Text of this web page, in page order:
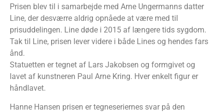
Prisen blev til i samarbejde med Arne Ungermanns datter
Line, der desværre aldrig opnåede at være med til
prisuddelingen. Line døde i 2015 af længere tids sygdom.
Tak til Line, prisen lever videre i både Lines og hendes fars
ånd.
Statuetten er tegnet af Lars Jakobsen og formgivet og
lavet af kunstneren Paul Arne Kring. Hver enkelt figur er
håndlavet.
Hanne Hansen prisen er tegneseriernes svar på den